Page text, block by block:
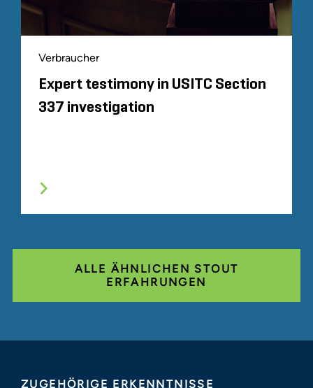
Verbraucher
Expert testimony in USITC Section
337 investigation
ALLE ÄHNLICHEN STOUT
ERFAHRUNGEN
ZUGEHÖRIGE ERKENNTNISSE